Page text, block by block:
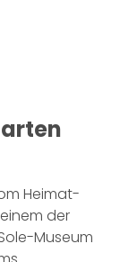
Heimat-
der
Museum